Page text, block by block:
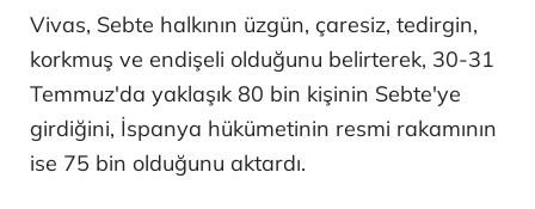
Vivas, Sebte halkının üzgün, çaresiz, tedirgin,
korkmuş ve endişeli olduğunu belirterek, 30-31
Temmuz'da yaklaşık 80 bin kişinin Sebte'ye
girdiğini, İspanya hükümetinin resmi rakamının
ise 75 bin olduğunu aktardı.